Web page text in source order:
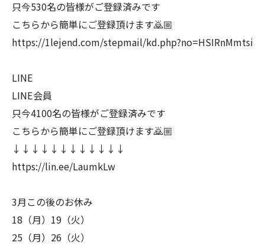
只今530名の皆様がご登録済みです
こちらから簡単にご登録頂けます🙇🏼
https://1lejend.com/stepmail/kd.php?no=HSIRnMmtsi
LINE
LINE会員
只今4100名の皆様がご登録済みです
こちらから簡単にご登録頂けます🙇🏼
↓↓↓↓↓↓↓↓↓↓↓↓
https://lin.ee/LaumkLw
3月この後のお休み
18（月）19（火）
25（月）26（火）